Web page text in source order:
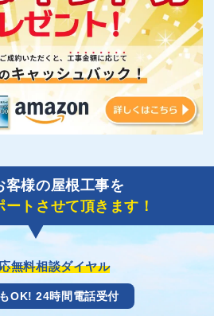
客様の屋根工事を
トさせて頂きます！
無料相談ダイヤル
OK! 24時間電話受付